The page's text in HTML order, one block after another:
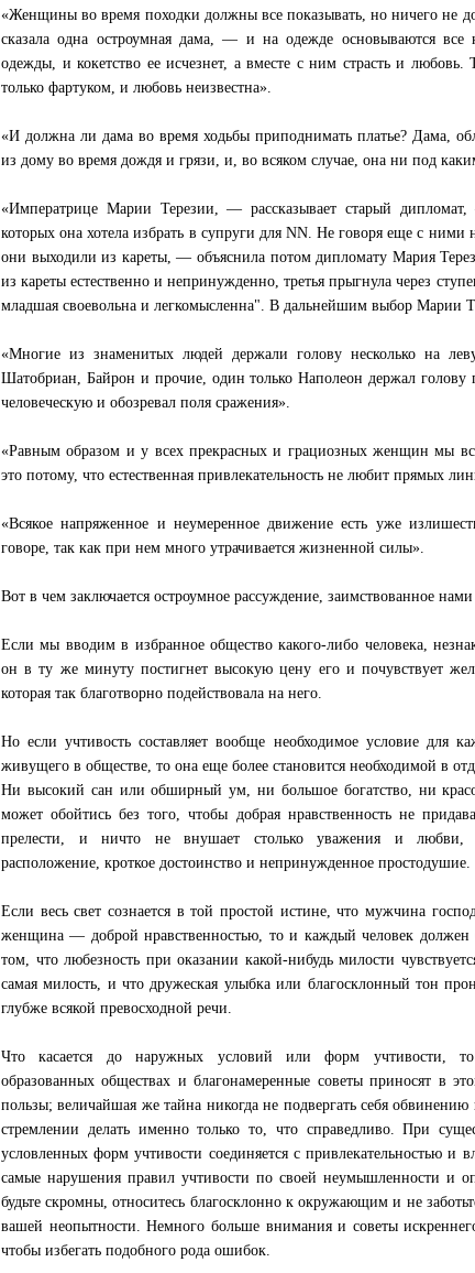
«Женщины во время походки должны все показывать, но ничего не
сказала одна остроумная дама, — и на одежде основываются
одежды, и кокетство ее исчезнет, а вместе с ним страсть и
только фартуком, и любовь неизвестна».
«И должна ли дама во время ходьбы приподнимать платье? Дама,
из дому во время дождя и грязи, и, во всяком случае, она ни под
«Императрице Марии Терезии, — рассказывает старый
которых она хотела избрать в супруги для NN. Не говоря еще с
они выходили из кареты, — объяснила потом дипломату Мария
из кареты естественно и непринужденно, третья прыгнула через
младшая своевольна и легкомысленна". В дальнейшим выбор Марии
«Многие из знаменитых людей держали голову несколько на
Шатобриан, Байрон и прочие, один только Наполеон держал
человеческую и обозревал поля сражения».
«Равным образом и у всех прекрасных и грациозных женщин мы
это потому, что естественная привлекательность не любит прямых
«Всякое напряженное и неумеренное движение есть уже
говоре, так как при нем много утрачивается жизненной силы».
Вот в чем заключается остроумное рассуждение, заимствованное
Если мы вводим в избранное общество какого-либо человека,
он в ту же минуту постигнет высокую цену его и почувствует
которая так благотворно подействовала на него.
Но если учтивость составляет вообще необходимое условие для
живущего в обществе, то она еще более становится необходимой в
Ни высокий сан или обширный ум, ни большое богатство, ни
может обойтись без того, чтобы добрая нравственность не
прелести, и ничто не внушает столько уважения и любви,
расположение, кроткое достоинство и непринужденное простодушие.
Если весь свет сознается в той простой истине, что мужчина
женщина — доброй нравственностью, то и каждый человек должен
том, что любезность при оказании какой-нибудь милости
самая милость, и что дружеская улыбка или благосклонный тон
глубже всякой превосходной речи.
Что касается до наружных условий или форм учтивости,
образованных обществах и благонамеренные советы приносят в
пользы; величайшая же тайна никогда не подвергать себя
стремлении делать именно только то, что справедливо. При
условленных форм учтивости соединяется с привлекательностью и
самые нарушения правил учтивости по своей неумышленности и
будьте скромны, относитесь благосклонно к окружающим и не
вашей неопытности. Немного больше внимания и советы
чтобы избегать подобного рода ошибок.